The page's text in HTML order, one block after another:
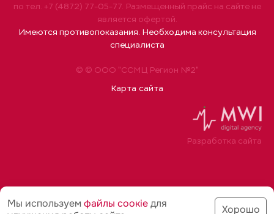
© © ООО "ССМЦ Регион №2"
Карта сайта
по тел. +7 (4872) 77-05-77. Размещенный прайс на сайте не
является офертой.
Имеются противопоказания. Необходима консультация
специалиста
Разработка сайта
Мы используем файлы соoкіедля
Хорошо